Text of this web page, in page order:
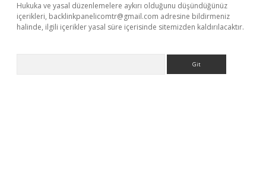
Hukuka ve yasal düzenlemelere aykırı olduğunu düşündüğünüz
içerikleri, backlinkpanelicomtr@gmail.com adresine bildirmeniz
halinde, ilgili içerikler yasal süre içerisinde sitemizden kaldırılacaktır.